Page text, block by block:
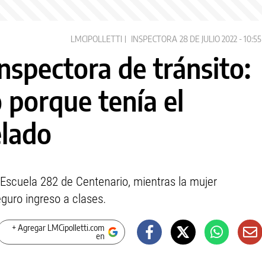
LMCIPOLLETTI INSPECTORA 28 DE JULIO 2022 - 10:55
de tránsito:
tenía el
282 de Centenario, mientras la mujer
ingreso a clases.
+ Agregar LMCipolletti.com
en